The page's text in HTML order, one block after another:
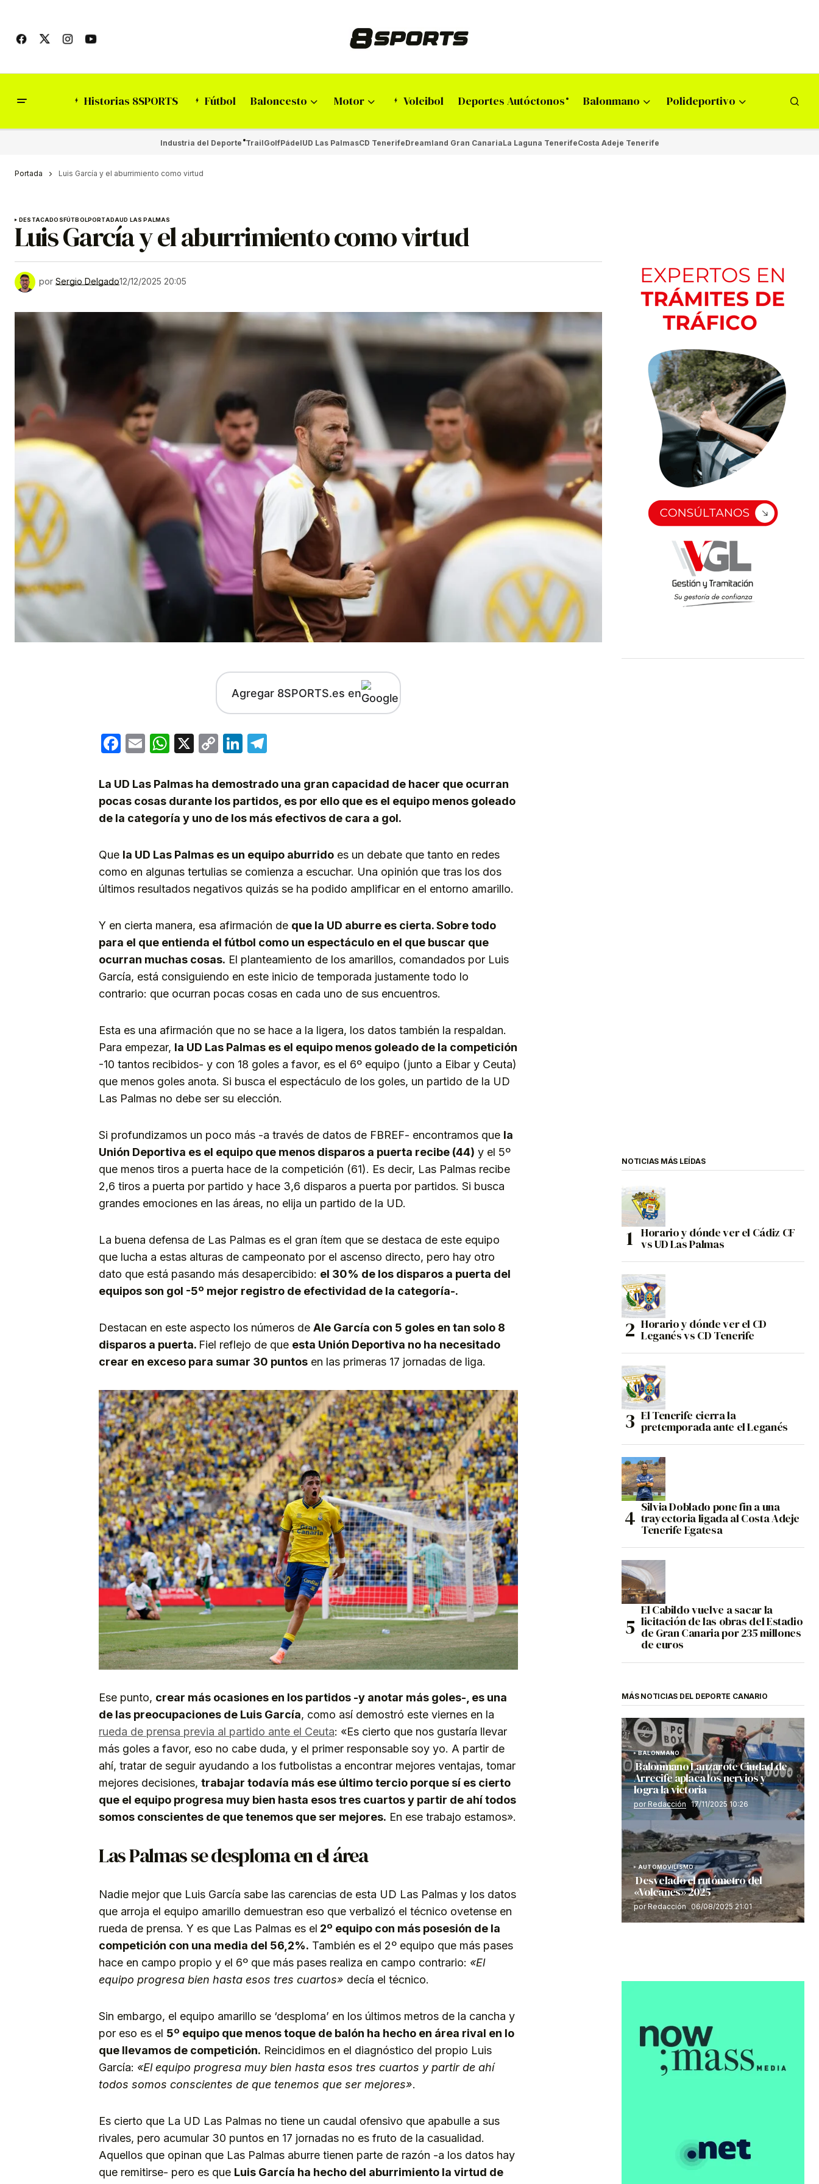
Historias 8SPORTS Fútbol Baloncesto Motor Voleibol Deportes Autóctonos Balonmano Polideportivo
Industria del Deporte TrailGolfPádelUD Las PalmasCD TenerifeDreamland Gran CanariaLa Laguna TenerifeCosta Adeje Tenerife
Portada Luis García y el aburrimiento como virtud
DESTACADOSFÚTBOLPORTADAUD LAS PALMAS
Luis García y el aburrimiento como virtud
por Sergio Delgado12/12/2025 20:05
Agregar 8SPORTS.es en
Facebook
EmailWhatsApp
X
CopyLinkedIn
La UD Las Palmas ha demostrado una gran capacidad de hacer que ocurran
pocas cosas durante los partidos, es por ello que es el equipo menos goleado
de la categoría y uno de los más efectivos de cara a gol.
Que la UD Las Palmas es un equipo aburrido es un debate que tanto en redes
como en algunas tertulias se comienza a escuchar. Una opinión que tras los dos
últimos resultados negativos quizás se ha podido amplificar en el entorno amarillo.
Y en cierta manera, esa afirmación de que la UD aburre es cierta. Sobre todo
para el que entienda el fútbol como un espectáculo en el que buscar que
ocurran muchas cosas. El planteamiento de los amarillos, comandados por Luis
García, está consiguiendo en este inicio de temporada justamente todo lo
contrario: que ocurran pocas cosas en cada uno de sus encuentros.
Esta es una afirmación que no se hace a la ligera, los datos también la respaldan.
Para empezar, la UD Las Palmas es el equipo menos goleado de la competición
-10 tantos recibidos- y con 18 goles a favor, es el 6º equipo (junto a Eibar y Ceuta)
que menos goles anota. Si busca el espectáculo de los goles, un partido de la UD
Las Palmas no debe ser su elección.
Si profundizamos un poco más -a través de datos de FBREF- encontramos que la
Unión Deportiva es el equipo que menos disparos a puerta recibe (44) y el 5º
que menos tiros a puerta hace de la competición (61). Es decir, Las Palmas recibe
2,6 tiros a puerta por partido y hace 3,6 disparos a puerta por partidos. Si busca
grandes emociones en las áreas, no elija un partido de la UD.
La buena defensa de Las Palmas es el gran ítem que se destaca de este equipo
que lucha a estas alturas de campeonato por el ascenso directo, pero hay otro
dato que está pasando más desapercibido: el 30% de los disparos a puerta del
equipos son gol -5º mejor registro de efectividad de la categoría-.
Destacan en este aspecto los números de Ale García con 5 goles en tan solo 8
disparos a puerta. Fiel reflejo de que esta Unión Deportiva no ha necesitado
crear en exceso para sumar 30 puntos en las primeras 17 jornadas de liga.
Ese punto, crear más ocasiones en los partidos -y anotar más goles-, es una
de las preocupaciones de Luis García, como así demostró este viernes en la
rueda de prensa previa al partido ante el Ceuta: «Es cierto que nos gustaría llevar
más goles a favor, eso no cabe duda, y el primer responsable soy yo. A partir de
ahí, tratar de seguir ayudando a los futbolistas a encontrar mejores ventajas, tomar
mejores decisiones, trabajar todavía más ese último tercio porque sí es cierto
que el equipo progresa muy bien hasta esos tres cuartos y partir de ahí todos
somos conscientes de que tenemos que ser mejores. En ese trabajo estamos».
Las Palmas se desploma en el área
Nadie mejor que Luis García sabe las carencias de esta UD Las Palmas y los datos
que arroja el equipo amarillo demuestran eso que verbalizó el técnico ovetense en
rueda de prensa. Y es que Las Palmas es el 2º equipo con más posesión de la
competición con una media del 56,2%. También es el 2º equipo que más pases
hace en campo propio y el 6º que más pases realiza en campo contrario: «El
equipo progresa bien hasta esos tres cuartos» decía el técnico.
Sin embargo, el equipo amarillo se ‘desploma’ en los últimos metros de la cancha y
por eso es el 5º equipo que menos toque de balón ha hecho en área rival en lo
que llevamos de competición. Reincidimos en el diagnóstico del propio Luis
García: «El equipo progresa muy bien hasta esos tres cuartos y partir de ahí
todos somos conscientes de que tenemos que ser mejores».
Es cierto que La UD Las Palmas no tiene un caudal ofensivo que apabulle a sus
rivales, pero acumular 30 puntos en 17 jornadas no es fruto de la casualidad.
Aquellos que opinan que Las Palmas aburre tienen parte de razón -a los datos hay
que remitirse- pero es que Luis García ha hecho del aburrimiento la virtud de
NOTICIAS MÁS LEÍDAS
Horario y dónde ver el Cádiz CF
vs UD Las Palmas
Horario y dónde ver el CD
Leganés vs CD Tenerife
El Tenerife cierra la
pretemporada ante el Leganés
Silvia Doblado pone fin a una
trayectoria ligada al Costa Adeje
Tenerife Egatesa
El Cabildo vuelve a sacar la
licitación de las obras del Estadio
de Gran Canaria por 235 millones
de euros
MÁS NOTICIAS DEL DEPORTE CANARIO
BALONMANO
Balonmano Lanzarote Ciudad de
Arrecife aplaca los nervios y
logra la victoria
por Redacción 17/11/2025 10:26
AUTOMOVILISMO
Desvelado el rutómetro del
«Volcanes» 2025
por Redacción 06/08/2025 21:01